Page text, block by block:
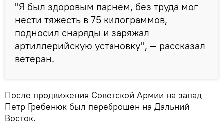
"Я был здоровым парнем, без труда мог
нести тяжесть в 75 килограммов,
подносил снаряды и заряжал
артиллерийскую установку", — рассказал
ветеран.
После продвижения Советской Армии на запад
Петр Гребенюк был переброшен на Дальний
Восток.